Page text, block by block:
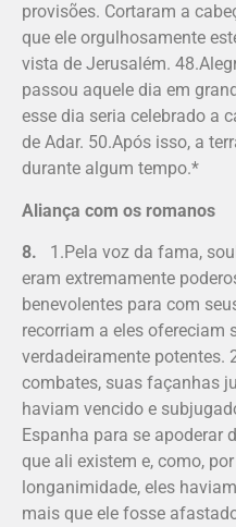
provisões. Cortaram a
que ele orgulhosamente
vista de Jerusalém.
passou aquele dia em
esse dia seria celebrado a
de Adar. 50.Após isso, a
durante algum tempo.*
Aliança com os romanos
8. 1.Pela voz da fama,
eram extremamente
benevolentes para com
recorriam a eles ofereciam
verdadeiramente potentes.
combates, suas façanhas
haviam vencido e
Espanha para se apoderar
que ali existem e, como,
longanimidade, eles
mais que ele fosse